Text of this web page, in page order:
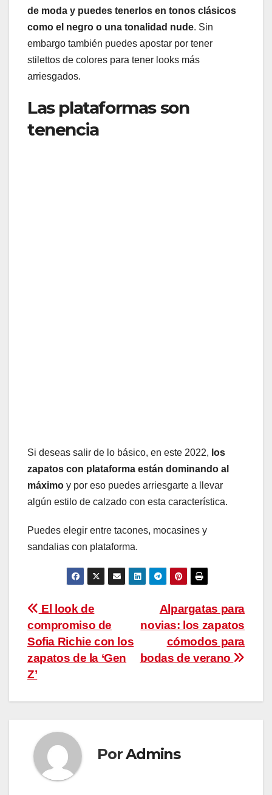
de moda y puedes tenerlos en tonos clásicos
como el negro o una tonalidad nude. Sin
embargo también puedes apostar por tener
stilettos de colores para tener looks más
arriesgados.
Las plataformas son
tenencia
Si deseas salir de lo básico, en este 2022, los
zapatos con plataforma están dominando al
máximo y por eso puedes arriesgarte a llevar
algún estilo de calzado con esta característica.
Puedes elegir entre tacones, mocasines y
sandalias con plataforma.
Navegación
de
entradas
Alpargatas para
novias: los zapatos
cómodos para
bodas de verano
El look de
compromiso de
Sofia Richie con los
zapatos de la ‘Gen
Z’
PorAdmins